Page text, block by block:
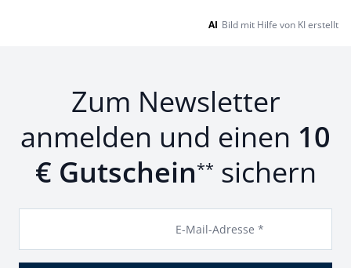
AI Bild mit Hilfe von KI erstellt
Zum Newsletter
anmelden und einen 10
€ Gutschein** sichern
E-Mail-Adresse *